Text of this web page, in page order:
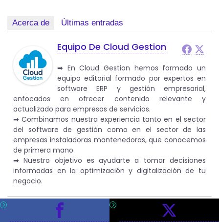
Acerca de Últimas entradas
Equipo De Cloud Gestion
➡︎ En Cloud Gestion hemos formado un
equipo editorial formado por expertos en
software ERP y gestión empresarial,
enfocados en ofrecer contenido relevante y
actualizado para empresas de servicios.
➡︎ Combinamos nuestra experiencia tanto en el sector
del software de gestión como en el sector de las
empresas instaladoras mantenedoras, que conocemos
de primera mano.
➡︎ Nuestro objetivo es ayudarte a tomar decisiones
informadas en la optimización y digitalización de tu
negocio.